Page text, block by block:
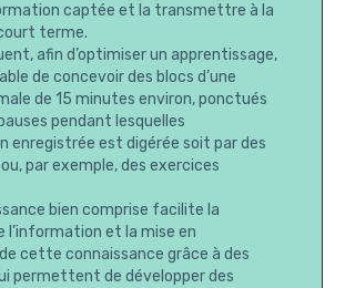
captée et la transmettre à la
terme.
afin d’optimiser un apprentissage,
de concevoir des blocs d’une
de 15 minutes environ, ponctués
pendant lesquelles
enregistrée est digérée soit par des
par exemple, des exercices
bien comprise facilite la
l’information et la mise en
cette connaissance grâce à des
permettent de développer des